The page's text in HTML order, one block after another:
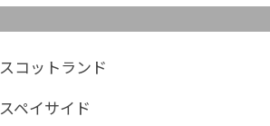
スコットランド
スペイサイド